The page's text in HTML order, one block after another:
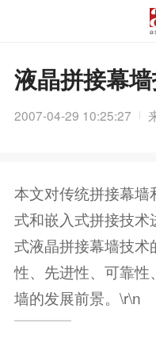
液晶拼接幕
2007-04-29 10:25:27
本文对传统拼接幕
式和嵌入式拼接技术
式液晶拼接幕墙技术
性、先进性、可靠
墙的发展前景。\r\n